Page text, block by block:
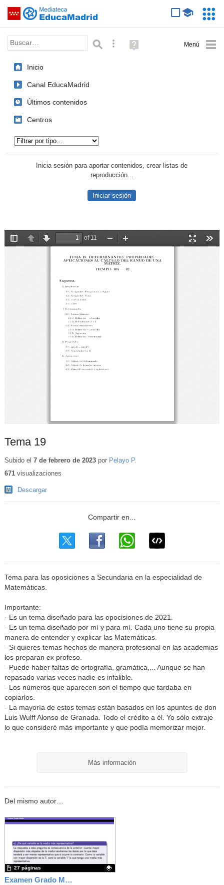
Saltar navegación
Palabra o frase: Búsqueda avanzada
Ayuda
(en
Inicio
Canal EducaMadrid
Últimos contenidos
Centros
Inicia sesión para aportar contenidos, crear listas de
reproducción...
Iniciar sesión
Tema 19
Subido el 7 de febrero de 2023por Pelayo P.
671visualizaciones
Descargar
Tema para las oposiciones a Secundaria en la especialidad de
Matemáticas.
Importante:
- Es un tema diseñado para las opocisiones de 2021.
- Es un tema diseñado por mí y para mí. Cada uno tiene su propia
manera de entender y explicar las Matemáticas.
- Si quieres temas hechos de manera profesional en las academias
los preparan ex profeso.
- Puede haber faltas de ortografía, gramática,... Aunque se han
repasado varias veces nadie es infalible.
- Los números que aparecen son el tiempo que tardaba en
copiarlos.
- La mayoría de estos temas están basados en los apuntes de don
Luis Wulff Alonso de Granada. Todo el crédito a él. Yo sólo extraje
lo que consideré más importante y que podía memorizar mejor.
Más información
Del mismo autor…
Examen Grado Medio - Matemáticas - 2024 - CAM
27 páginas